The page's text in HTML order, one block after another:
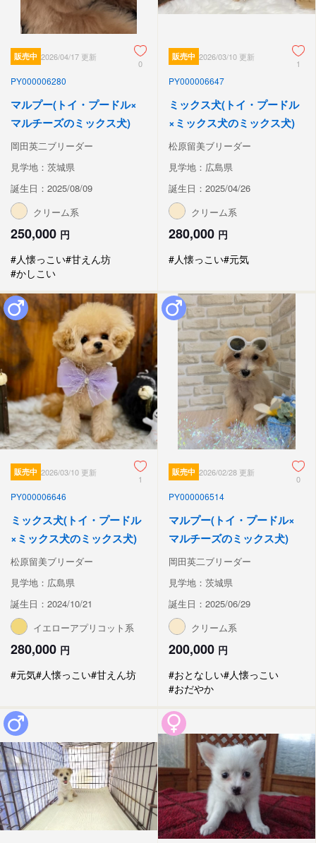
販売中 2026/04/17 更新
0
PY000006280
マルプー(トイ・プードル×
マルチーズのミックス犬)
岡田英二ブリーダー
見学地：茨城県
誕生日：2025/08/09
クリーム系
250,000 円
#人懐っこい#甘えん坊
#かしこい
販売中 2026/03/10 更新
1
PY000006647
ミックス犬(トイ・プードル
×ミックス犬のミックス犬)
松原留美ブリーダー
見学地：広島県
誕生日：2025/04/26
クリーム系
280,000 円
#人懐っこい#元気
販売中 2026/03/10 更新
1
PY000006646
ミックス犬(トイ・プードル
×ミックス犬のミックス犬)
松原留美ブリーダー
見学地：広島県
誕生日：2024/10/21
イエローアプリコット系
280,000 円
#元気#人懐っこい#甘えん坊
販売中 2026/02/28 更新
0
PY000006514
マルプー(トイ・プードル×
マルチーズのミックス犬)
岡田英二ブリーダー
見学地：茨城県
誕生日：2025/06/29
クリーム系
200,000 円
#おとなしい#人懐っこい
#おだやか